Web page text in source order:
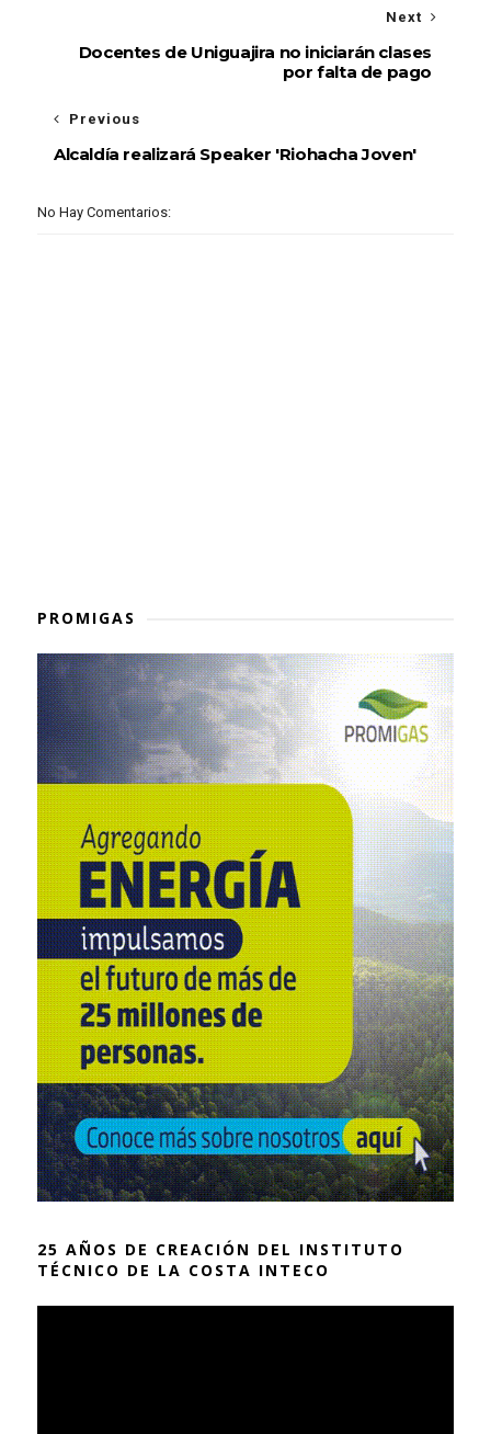
Next
Docentes de Uniguajira no iniciarán clases
por falta de pago
Previous
Alcaldía realizará Speaker 'Riohacha Joven'
No Hay Comentarios:
PROMIGAS
25 AÑOS DE CREACIÓN DEL INSTITUTO
TÉCNICO DE LA COSTA INTECO